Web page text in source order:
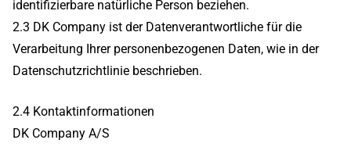
identifizierbare natürliche Person beziehen.
2.3 DK Company ist der Datenverantwortliche für die
Verarbeitung Ihrer personenbezogenen Daten, wie in der
Datenschutzrichtlinie beschrieben.
2.4 Kontaktinformationen
DK Company A/S